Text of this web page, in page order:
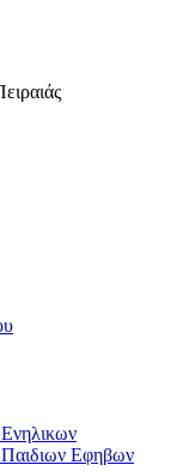
Εφηβων